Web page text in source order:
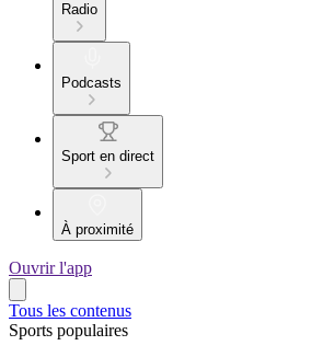
Radio
Podcasts
Sport en direct
À proximité
Ouvrir l'app
Tous les contenus
Sports populaires